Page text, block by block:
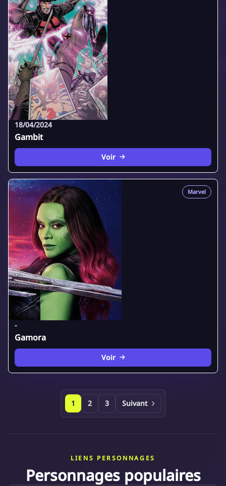
18/04/2024
Gambit
Voir
Marvel
-
Gamora
Voir
1 2 3 Suivant
LIENS PERSONNAGES
Personnages populaires